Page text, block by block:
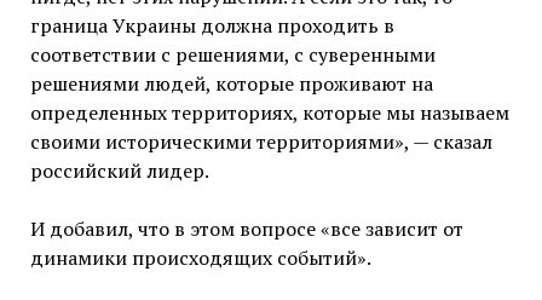
граница Украины должна проходить в
соответствии с решениями, с суверенными
решениями людей, которые проживают на
определенных территориях, которые мы называем
своими историческими территориями», — сказал
российский лидер.
И добавил, что в этом вопросе «все зависит от
динамики происходящих событий».